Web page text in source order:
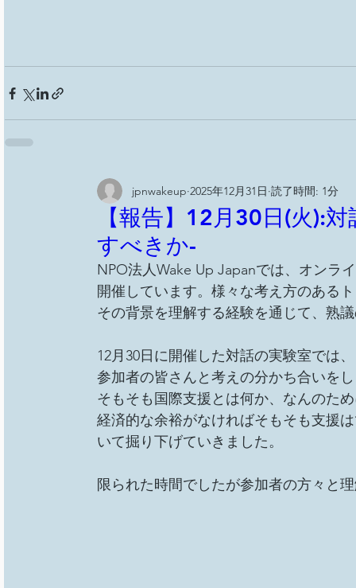
【報告】12月30日(火):
すべきか-
jpnwakeup 2025年12月31日 読了時間: 1分
NPO法人Wake Up Japanでは、オンラ
開催しています。様々な考え方のある
その背景を理解する経験を通じて、熟
12月30日に開催した対話の実験室では
参加者の皆さんと考えの分かち合いを
そもそも国際支援とは何か、なんのた
経済的な余裕がなければそもそも支援
いて掘り下げていきました。
限られた時間でしたが参加者の方々と